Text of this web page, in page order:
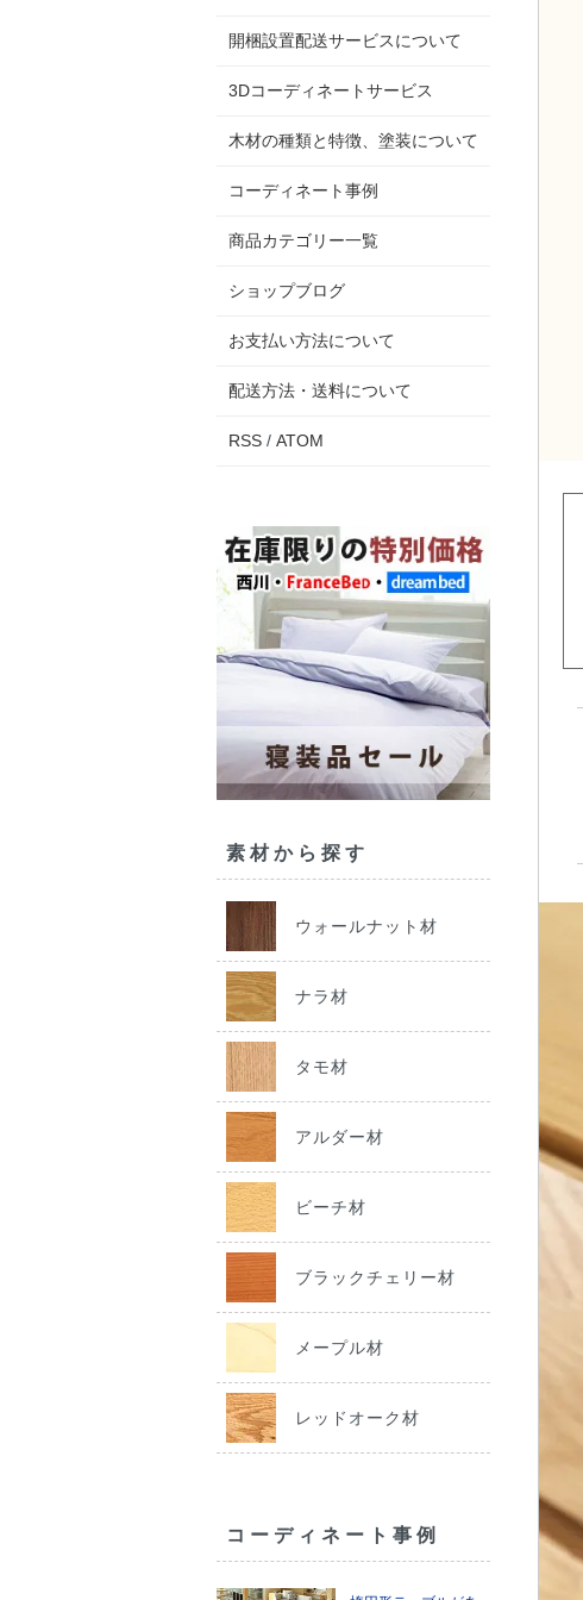
開梱設置配送サービスについて
3Dコーディネートサービス
木材の種類と特徴、塗装について
コーディネート事例
商品カテゴリー一覧
ショップブログ
お支払い方法について
配送方法・送料について
RSS / ATOM
素材から探す
ウォールナット材
ナラ材
タモ材
アルダー材
ビーチ材
ブラックチェリー材
メープル材
レッドオーク材
コーディネート事例